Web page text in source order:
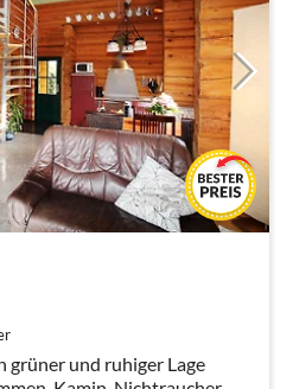
grüner und ruhiger Lage